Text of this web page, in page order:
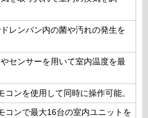
レンパン内の菌や汚れの発生を
センサーを用いて室内温度を最
コンを使用して同時に操作可能。
コンで最大16台の室内ユニットを